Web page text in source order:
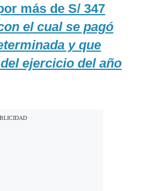
más de S/ 347
el cual se pagó
y que
ejercicio del año